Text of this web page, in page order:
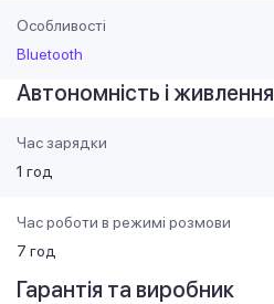
Особливості
Bluetooth
Автономність і живлення
Час зарядки
1 год
Час роботи в режимі розмови
7 год
Гарантія та виробник